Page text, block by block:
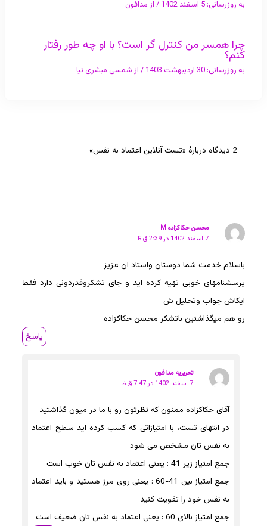
به روزرسانی: 5 اسفند 1402 / از مدافون
چرا همسر من کنترل گر است؟ با او چه طور رفتار
کنم؟
به روزرسانی: 30 اردیبهشت 1403 / از شمسی مبشری نیا
2 دیدگاه دربارهٔ «تست آنلاین اعتماد به نفس»
محسن حکاکزاده M
7 اسفند 1402 در 2:39 ق.ظ
باسلام خدمت شما دوستان واستاد ان عزیز
پرسشنامهای خوبی تهیه کرده اید و جای تشکروقدردونی دارد فقط
ایکاش جواب وتحلیل ش
رو هم میگذاشتین باتشکر محسن حکاکزاده
پاسخ
تحریریه مدافون
7 اسفند 1402 در 7:47 ق.ظ
آقای حکاکزاده ممنون که نظرتون رو با ما در میون گذاشتید
در انتهای تست، با امتیازاتی که کسب کرده اید سطح اعتماد
به نفس تان مشخص می شود
جمع امتیاز زیر 41 : یعنی اعتماد به نفس تان خوب است
جمع امتیاز بین 41-60 : یعنی روی مرز هستید و باید اعتماد
به نفس خود را تقویت کنید
جمع امتیاز بالای 60 : یعنی اعتماد به نفس تان ضعیف است